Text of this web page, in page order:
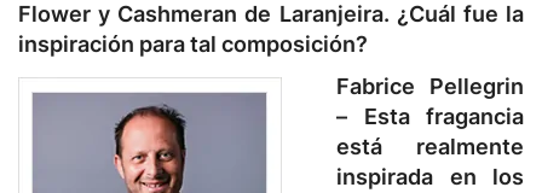
Flower y Cashmeran de Laranjeira. ¿Cuál fue la
inspiración para tal composición?
Fabrice Pellegrin
– Esta fragancia
está realmente
inspirada en los